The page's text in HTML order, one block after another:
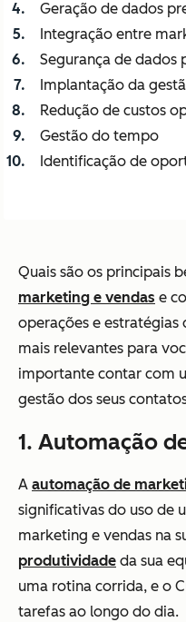
Geração de dados
Integração entre
Segurança de dados
Implantação da
Redução de custos
Gestão do tempo
Identificação de
Quais são os principais
marketing e vendas e
operações e estratégias
mais relevantes para
importante contar com
gestão dos seus
1. Automação
A automação de
significativas do uso de
marketing e vendas na
produtividade da sua
uma rotina corrida, e o
tarefas ao longo do dia.